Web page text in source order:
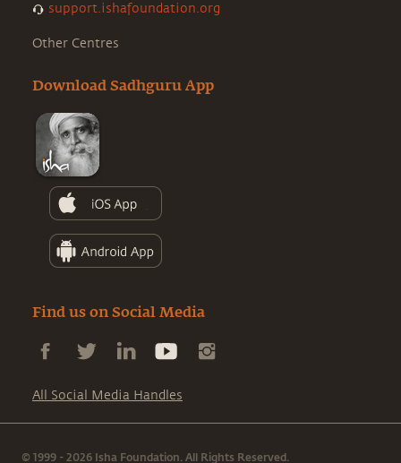
support.ishafoundation.org
Other Centres
Download Sadhguru App
Find us on Social Media
All Social Media Handles
© 1999 - 2026 Isha Foundation. All Rights Reserved.